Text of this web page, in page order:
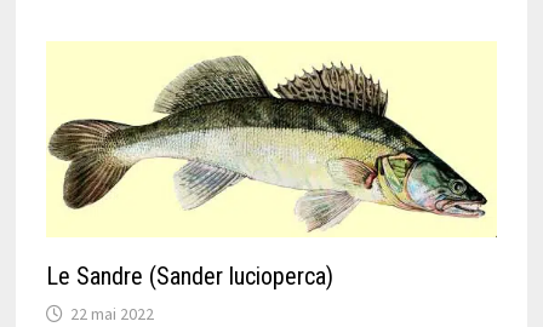
Le Sandre (Sander lucioperca)
22 mai 2022